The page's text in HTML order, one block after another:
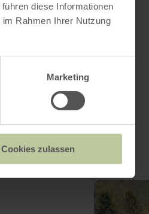
diese Informationen
Rahmen Ihrer Nutzung
Marketing
Cookies zulassen